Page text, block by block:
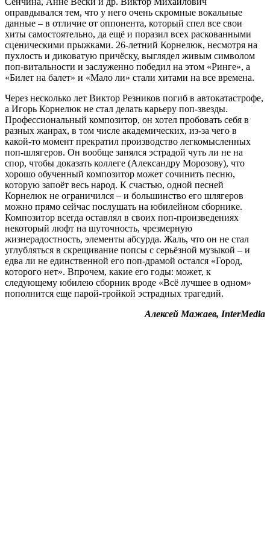
оправдывался тем, что у него очень скромные вокальные
данные – в отличие от оппонента, который спел все свои
хиты самостоятельно, да ещё и поразил всех раскованными
сценическими прыжками. 26-летний Корнелюк, несмотря на
пухлость и диковатую причёску, выглядел живым символом
поп-витальности и заслуженно победил на этом «Ринге», а
«Билет на балет» и «Мало ли» стали хитами на все времена.
Через несколько лет Виктор Резников погиб в автокатастрофе,
а Игорь Корнелюк не стал делать карьеру поп-звезды.
Профессиональный композитор, он хотел пробовать себя в
разных жанрах, в том числе академических, из-за чего в
какой-то момент прекратил производство легкомысленных
поп-шлягеров. Он вообще занялся эстрадой чуть ли не на
спор, чтобы доказать коллеге (Александру Морозову), что
хорошо обученный композитор может сочинить песню,
которую запоёт весь народ. К счастью, одной песней
Корнелюк не ограничился – и большинство его шлягеров
можно прямо сейчас послушать на юбилейном сборнике.
Композитор всегда оставлял в своих поп-произведениях
некоторый люфт на шуточность, чрезмерную
жизнерадостность, элементы абсурда. Жаль, что он не стал
углубляться в скрещивание попсы с серьёзной музыкой – и
едва ли не единственной его поп-драмой остался «Город,
которого нет». Впрочем, какие его годы: может, к
следующему юбилею сборник вроде «Всё лучшее в одном»
пополнится еще парой-тройкой эстрадных трагедий.
Алексей Мажаев, InterMedia